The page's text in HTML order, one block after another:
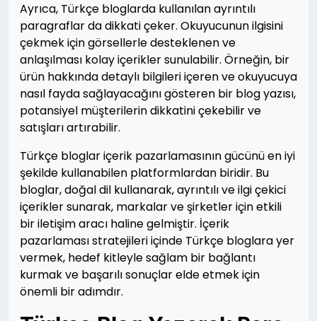
Ayrıca, Türkçe bloglarda kullanılan ayrıntılı
paragraflar da dikkati çeker. Okuyucunun ilgisini
çekmek için görsellerle desteklenen ve
anlaşılması kolay içerikler sunulabilir. Örneğin, bir
ürün hakkında detaylı bilgileri içeren ve okuyucuya
nasıl fayda sağlayacağını gösteren bir blog yazısı,
potansiyel müşterilerin dikkatini çekebilir ve
satışları artırabilir.
Türkçe bloglar içerik pazarlamasının gücünü en iyi
şekilde kullanabilen platformlardan biridir. Bu
bloglar, doğal dil kullanarak, ayrıntılı ve ilgi çekici
içerikler sunarak, markalar ve şirketler için etkili
bir iletişim aracı haline gelmiştir. İçerik
pazarlaması stratejileri içinde Türkçe bloglara yer
vermek, hedef kitleyle sağlam bir bağlantı
kurmak ve başarılı sonuçlar elde etmek için
önemli bir adımdır.